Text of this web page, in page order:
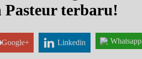
Pasteur terbaru!
Google+ Linkedin Whatsapp